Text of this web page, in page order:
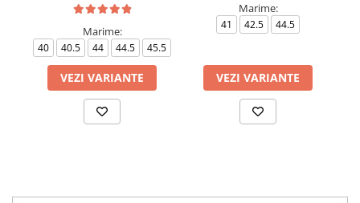
Marime:
40 40.5 44 44.5 45.5
VEZI VARIANTE
Marime:
41 42.5 44.5
VEZI VARIANTE